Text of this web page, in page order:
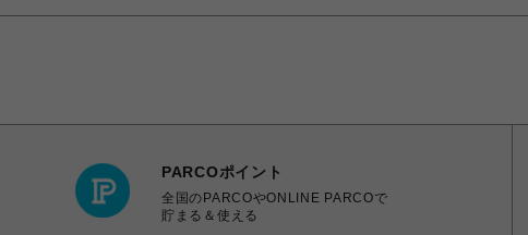
PARCOポイント
全国のPARCOやONLINE PARCOで
貯まる＆使える